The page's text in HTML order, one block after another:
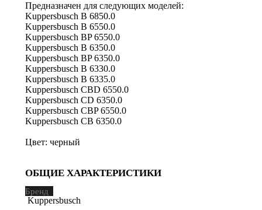
Предназначен для следующих моделей:
Kuppersbusch B 6850.0
Kuppersbusch B 6550.0
Kuppersbusch BP 6550.0
Kuppersbusch B 6350.0
Kuppersbusch BP 6350.0
Kuppersbusch B 6330.0
Kuppersbusch B 6335.0
Kuppersbusch CBD 6550.0
Kuppersbusch CD 6350.0
Kuppersbusch CBP 6550.0
Kuppersbusch CB 6350.0
Цвет: черный
ОБЩИЕ ХАРАКТЕРИСТИКИ
Бренд
Kuppersbusch